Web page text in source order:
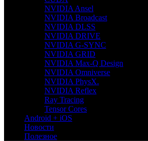
NVIDIA Ansel
NVIDIA Broadcast
NVIDIA DLSS
NVIDIA DRIVE
NVIDIA G-SYNC
NVIDIA GRID
NVIDIA Max-Q Design
NVIDIA Omniverse
NVIDIA PhysX.
NVIDIA Reflex
Ray Tracing
Tensor Cores
Android + iOS
Новости
Полезное